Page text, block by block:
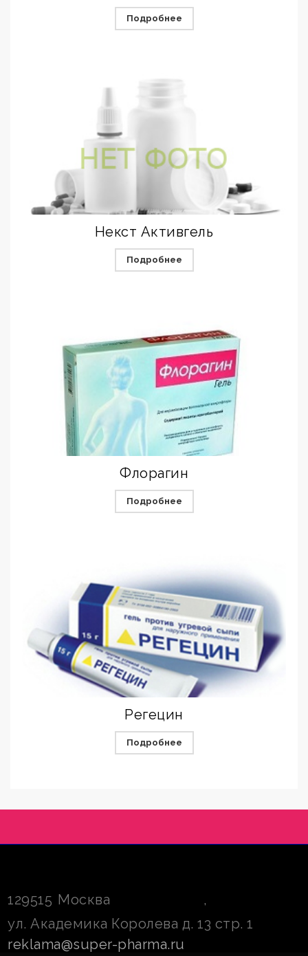
Подробнее
Некст Активгель
Подробнее
Флорагин
Подробнее
Регецин
Подробнее
129515 Москва
,
ул. Академика Королева д. 13 стр. 1
reklama@super-pharma.ru